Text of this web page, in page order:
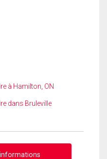
à Hamilton, ON
dans Bruleville